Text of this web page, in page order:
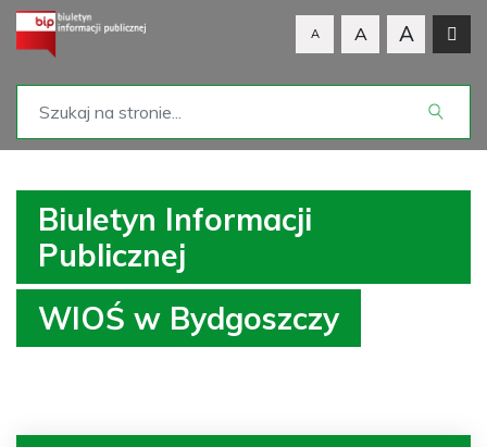
A A A
Biuletyn Informacji
Publicznej
WIOŚ w Bydgoszczy